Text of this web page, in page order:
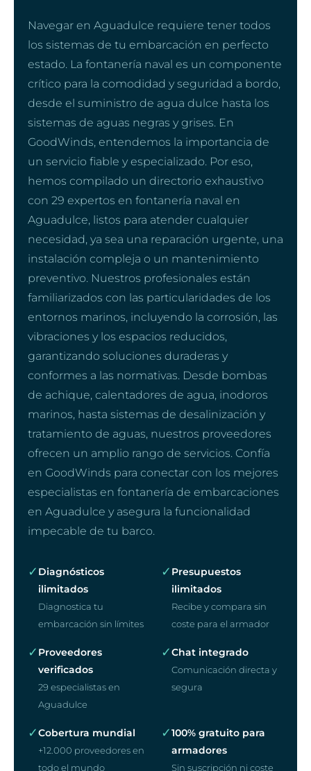
Navegar en Aguadulce requiere tener todos
los sistemas de tu embarcación en perfecto
estado. La fontanería naval es un componente
crítico para la comodidad y seguridad a bordo,
desde el suministro de agua dulce hasta los
sistemas de aguas negras y grises. En
GoodWinds, entendemos la importancia de
un servicio fiable y especializado. Por eso,
hemos compilado un directorio exhaustivo
con 29 expertos en fontanería naval en
Aguadulce, listos para atender cualquier
necesidad, ya sea una reparación urgente, una
instalación compleja o un mantenimiento
preventivo. Nuestros profesionales están
familiarizados con las particularidades de los
entornos marinos, incluyendo la corrosión, las
vibraciones y los espacios reducidos,
garantizando soluciones duraderas y
conformes a las normativas. Desde bombas
de achique, calentadores de agua, inodoros
marinos, hasta sistemas de desalinización y
tratamiento de aguas, nuestros proveedores
ofrecen un amplio rango de servicios. Confía
en GoodWinds para conectar con los mejores
especialistas en fontanería de embarcaciones
en Aguadulce y asegura la funcionalidad
impecable de tu barco.
✓ Diagnósticos
ilimitados
Diagnostica tu
embarcación sin límites
✓ Presupuestos
ilimitados
Recibe y compara sin
coste para el armador
✓ Proveedores
verificados
29 especialistas en
Aguadulce
✓Chat integrado
Comunicación directa y
segura
✓Cobertura mundial
+12.000 proveedores en
todo el mundo
✓100% gratuito para
armadores
Sin suscripción ni coste